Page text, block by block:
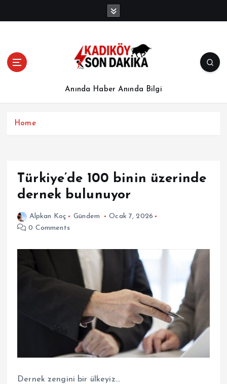
Anında Haber Anında Bilgi
Home
Türkiye’de 100 binin üzerinde
dernek bulunuyor
Alpkan Koç Gündem
Ocak 7, 2026
0 Comments
Dernek zengini bir ülkeyiz…